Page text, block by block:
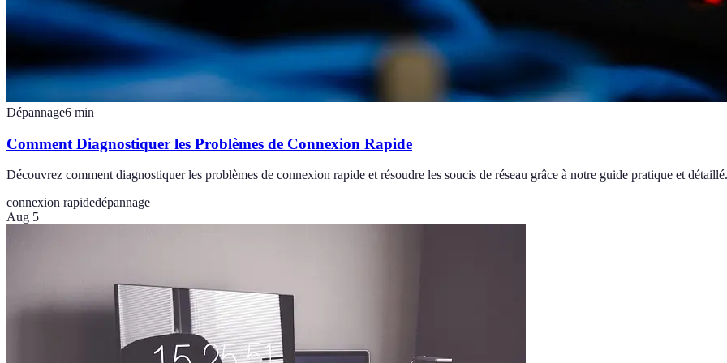
Dépannage6 min
Comment Diagnostiquer les Problèmes de Connexion Rapide
Découvrez comment diagnostiquer les problèmes de connexion rapide et résoudre les soucis de réseau grâce à notre guide pratique et détaillé.
connexion rapidedépannage
Aug 5